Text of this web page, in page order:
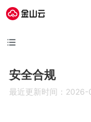
安全合规
最近更新时间：